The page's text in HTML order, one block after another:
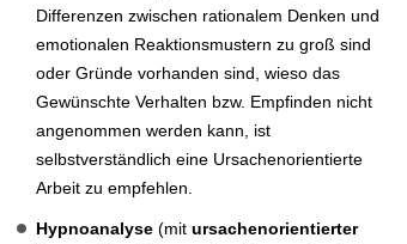
Differenzen zwischen rationalem Denken und
emotionalen Reaktionsmustern zu groß sind
oder Gründe vorhanden sind, wieso das
Gewünschte Verhalten bzw. Empfinden nicht
angenommen werden kann, ist
selbstverständlich eine Ursachenorientierte
Arbeit zu empfehlen.
Hypnoanalyse (mit ursachenorientierter